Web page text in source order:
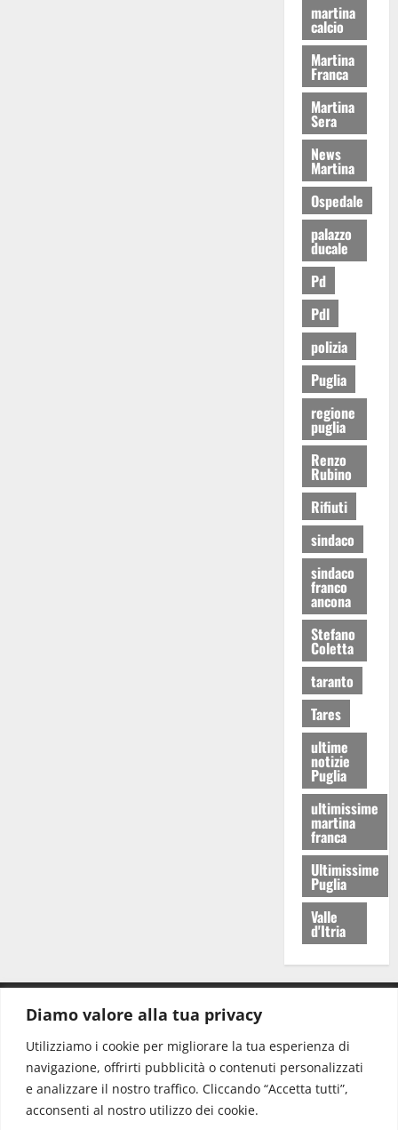
Diamo valore alla tua privacy
Utilizziamo i cookie per migliorare la tua esperienza di
navigazione, offrirti pubblicità o contenuti personalizzati
e analizzare il nostro traffico. Cliccando “Accetta tutti”,
acconsenti al nostro utilizzo dei cookie.
martina
calcio
Martina
Franca
Martina
Sera
News
Martina
Ospedale
palazzo
ducale
Pd
Pdl
polizia
Puglia
regione
puglia
Renzo
Rubino
Rifiuti
sindaco
sindaco
franco
ancona
Stefano
Coletta
taranto
Tares
ultime
notizie
Puglia
ultimissime
martina
franca
Ultimissime
Puglia
Valle
d'Itria
Redazione: redazione@www.martinasera.it
Direttore:direttore@www.martinasera.it
Info & Commerciale:info@www.martinasera.it